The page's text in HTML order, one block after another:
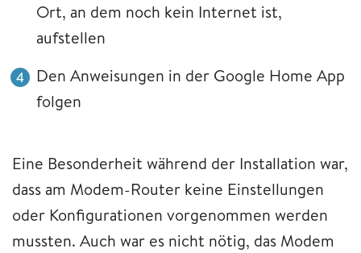
Ort, an dem noch kein Internet ist,
aufstellen
Den Anweisungen in der Google Home App
folgen
Eine Besonderheit während der Installation war,
dass am Modem-Router keine Einstellungen
oder Konfigurationen vorgenommen werden
mussten. Auch war es nicht nötig, das Modem